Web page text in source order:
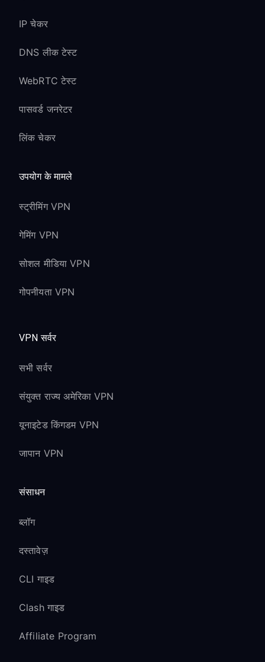
IP चेकर
DNS लीक टेस्ट
WebRTC टेस्ट
पासवर्ड जनरेटर
लिंक चेकर
उपयोग के मामले
स्ट्रीमिंग VPN
गेमिंग VPN
सोशल मीडिया VPN
गोपनीयता VPN
VPN सर्वर
सभी सर्वर
संयुक्त राज्य अमेरिका VPN
यूनाइटेड किंगडम VPN
जापान VPN
संसाधन
ब्लॉग
दस्तावेज़
CLI गाइड
Clash गाइड
Affiliate Program